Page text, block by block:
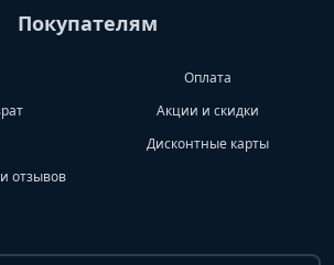
Покупателям
Оплата
Акции и скидки
Дисконтные карты
отзывов